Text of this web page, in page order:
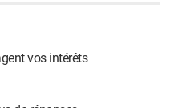
vos intérêts